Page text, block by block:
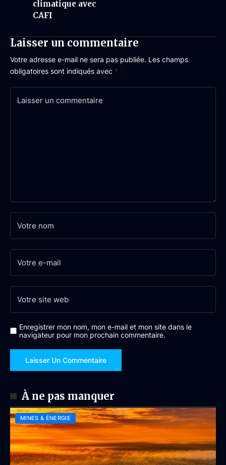
climatique avec
CAFI
Laisser un commentaire
Votre adresse e-mail ne sera pas publiée. Les champs
obligatoires sont indiqués avec *
Enregistrer mon nom, mon e-mail et mon site dans le
navigateur pour mon prochain commentaire.
À ne pas manquer
MINES & ÉNERGIE